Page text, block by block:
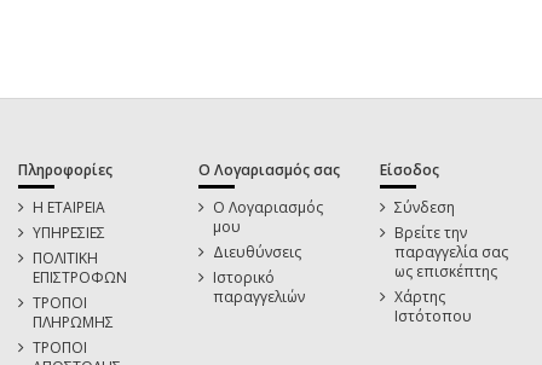
Πληροφορίες
Η ΕΤΑΙΡΕΙΑ
ΥΠΗΡΕΣΙΕΣ
ΠΟΛΙΤΙΚΗ
ΕΠΙΣΤΡΟΦΩΝ
ΤΡΟΠΟΙ
ΠΛΗΡΩΜΗΣ
ΤΡΟΠΟΙ
Ο Λογαριασμός σας
Ο Λογαριασμός
μου
Διευθύνσεις
Ιστορικό
παραγγελιών
Είσοδος
Σύνδεση
Βρείτε την
παραγγελία σας
ως επισκέπτης
Χάρτης
Ιστότοπου